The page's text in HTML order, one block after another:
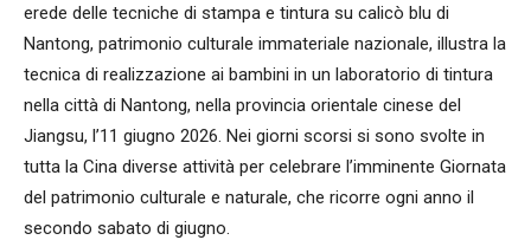
erede delle tecniche di stampa e tintura su calicò blu di
Nantong, patrimonio culturale immateriale nazionale, illustra la
tecnica di realizzazione ai bambini in un laboratorio di tintura
nella città di Nantong, nella provincia orientale cinese del
Jiangsu, l’11 giugno 2026. Nei giorni scorsi si sono svolte in
tutta la Cina diverse attività per celebrare l’imminente Giornata
del patrimonio culturale e naturale, che ricorre ogni anno il
secondo sabato di giugno.